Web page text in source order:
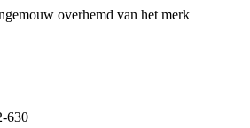
overhemd van het merk
630